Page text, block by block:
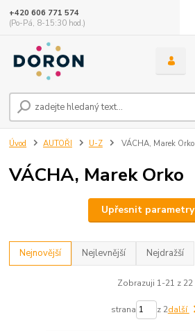
+420 606 771 574
(Po-Pá, 8-15:30 hod.)
Úvod AUTOŘI U-Z VÁCHA, Marek Orko
VÁCHA, Marek Orko
Upřesnit parametry
Nejnovější Nejlevnější Nejdražší
Zobrazuji 1-21 z 22
strana z 2další